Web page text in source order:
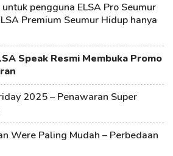
pengguna ELSA Pro Seumur
Premium Seumur Hidup hanya
Speak Resmi Membuka Promo
2025 – Penawaran Super
Were Paling Mudah – Perbedaan